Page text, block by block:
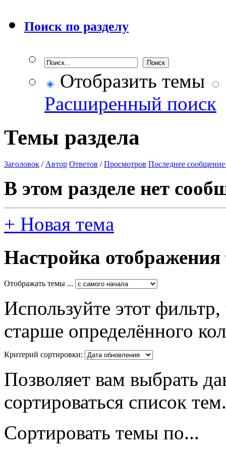
Поиск по разделу
Отобразить темы
Расширенный поиск
Темы раздела
Заголовок / Автор Ответов /Просмотров Последнее сообщение
В этом разделе нет
+ Новая тема
Настройка отображения
Отображать темы ...
Используйте этот
старше определённого
Критерий сортировки:
Позволяет вам выбрать
сортироваться список тем.
Сортировать темы по...